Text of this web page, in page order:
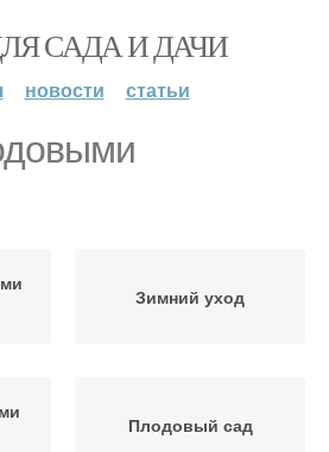
САДА И ДАЧИ
новости статьи
Зимний уход
Плодовый сад